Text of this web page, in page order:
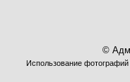
©
Использование